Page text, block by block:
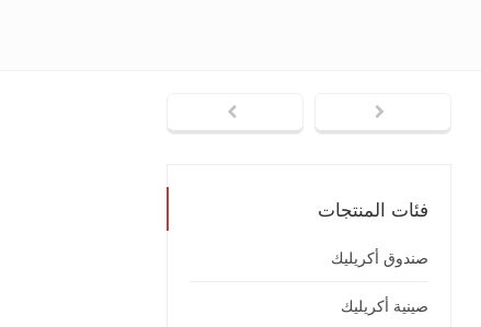
فئات المنتجات
صندوق أكريليك
صينية أكريليك